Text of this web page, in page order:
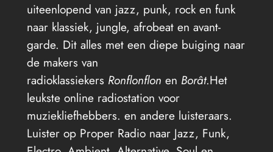
uiteenlopend van jazz, punk, rock en funk
naar klassiek, jungle, afrobeat en avant-
garde. Dit alles met een diepe buiging naar
de makers van
radioklassiekers Ronflonflon en Borât.Het
leukste online radiostation voor
muziekliefhebbers. en andere luisteraars.
Luister op Proper Radio naar Jazz, Funk,